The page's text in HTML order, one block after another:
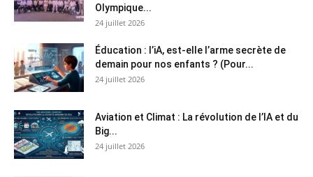
Olympique...
24 juillet 2026
Éducation : l’iA, est-elle l’arme secrète de
demain pour nos enfants ? (Pour...
24 juillet 2026
Aviation et Climat : La révolution de l’IA et du
Big...
24 juillet 2026